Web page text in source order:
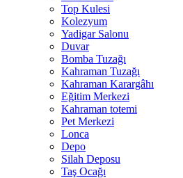
Top Kulesi
Kolezyum
Yadigar Salonu
Duvar
Bomba Tuzağı
Kahraman Tuzağı
Kahraman Karargâhı
Eğitim Merkezi
Kahraman totemi
Pet Merkezi
Lonca
Depo
Silah Deposu
Taş Ocağı